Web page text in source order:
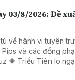
03/8/2026: Đề
về hành vi tuyên
và các đồng
🔶 Triều Tiên lo